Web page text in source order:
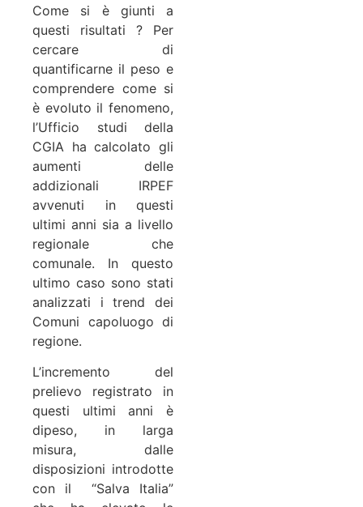
Come si è giunti a
questi risultati ? Per
cercare di
quantificarne il peso e
comprendere come si
è evoluto il fenomeno,
l’Ufficio studi della
CGIA ha calcolato gli
aumenti delle
addizionali IRPEF
avvenuti in questi
ultimi anni sia a livello
regionale che
comunale. In questo
ultimo caso sono stati
analizzati i trend dei
Comuni capoluogo di
regione.
L’incremento del
prelievo registrato in
questi ultimi anni è
dipeso, in larga
misura, dalle
disposizioni introdotte
con il “Salva Italia”